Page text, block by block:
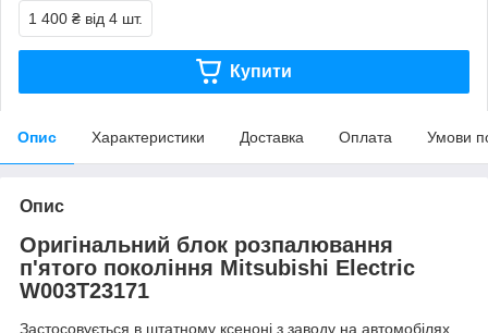
1 400 ₴ від 4 шт.
Купити
Опис Характеристики Доставка Оплата Умови
Опис
Оригінальний блок розпалювання
п'ятого покоління Mitsubishi Electric
W003T23171
Застосовується в штатному ксеноні з заводу на автомобілях